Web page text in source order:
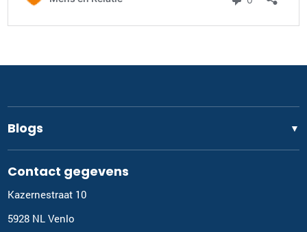
Blogs ▼
Contact gegevens
Kazernestraat 10
5928 NL Venlo